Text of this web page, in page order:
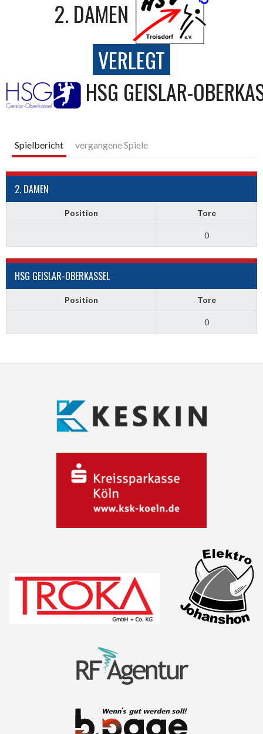
2. DAMEN
VERLEGT
HSG GEISLAR-
Spielbericht vergangene Spiele
2. DAMEN
Position Tore
0
HSG GEISLAR-OBERKASSEL
Position Tore
0